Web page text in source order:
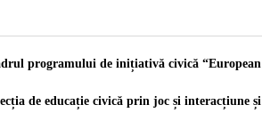
programului de inițiativă civică “European
de educație civică prin joc și interacțiune și